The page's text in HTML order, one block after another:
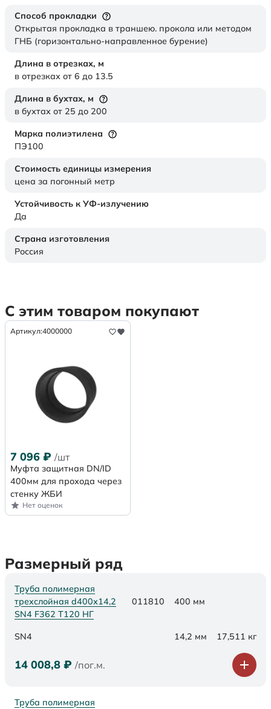
Способ прокладки
Открытая прокладка в траншею. прокола или методом
ГНБ (горизонтально-направленное бурение)
Длина в отрезках, м
в отрезках от 6 до 13.5
Длина в бухтах, м
в бухтах от 25 до 200
Марка полиэтилена
ПЭ100
Стоимость единицы измерения
цена за погонный метр
Устойчивость к УФ-излучению
Да
Страна изготовления
Россия
С этим товаром покупают
Артикул:4000000
7 096 ₽ /шт
Муфта защитная DN/ID
400мм для прохода через
стенку ЖБИ
Нет оценок
Размерный ряд
Труба полимерная
трехслойная d400х14,2
SN4 F362 Т120 НГ
011810 400 мм
SN4 14,2 мм 17,511 кг
14 008,8 ₽ /пог.м.
Труба полимерная